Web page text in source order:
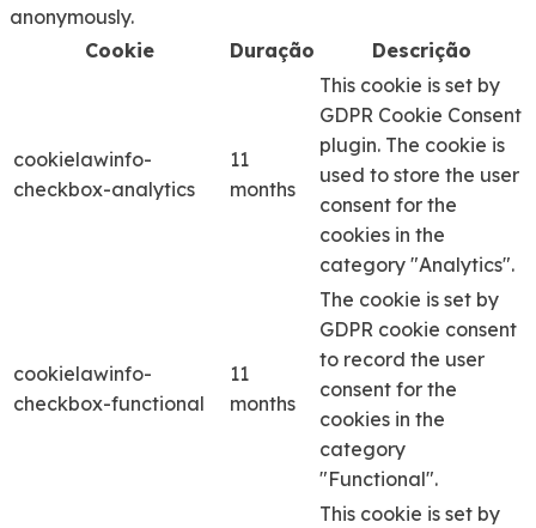
anonymously.
Cookie
Duração Descrição
cookielawinfo-
checkbox-analytics
11
months
This cookie is set by
GDPR Cookie Consent
plugin. The cookie is
used to store the user
consent for the
cookies in the
category "Analytics".
cookielawinfo-
checkbox-functional
11
months
The cookie is set by
GDPR cookie consent
to record the user
consent for the
cookies in the
category
"Functional".
This cookie is set by